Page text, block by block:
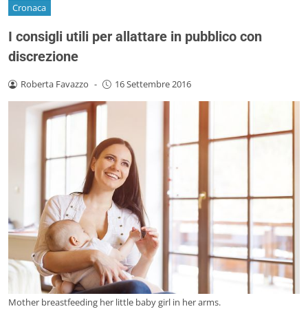
Cronaca
I consigli utili per allattare in pubblico con
discrezione
Roberta Favazzo - 16 Settembre 2016
Mother breastfeeding her little baby girl in her arms.